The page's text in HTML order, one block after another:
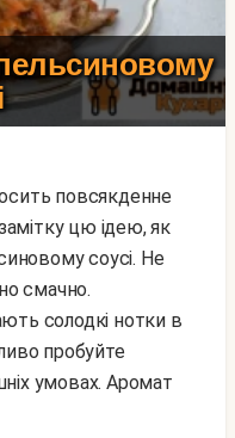
цю ідею, як
соусі. Не
смачно.
солодкі нотки в
пробуйте
умовах. Аромат